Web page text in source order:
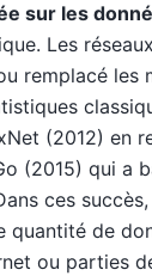
sur les
Les
remplacé les
(2012) en
(2015) qui a
ces
quantité de
ou parties